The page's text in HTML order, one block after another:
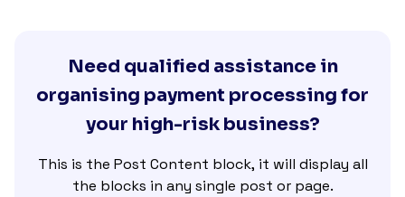
Need qualified assistance in
organising payment processing for
your high-risk business?
This is the Post Content block, it will display all
the blocks in any single post or page.